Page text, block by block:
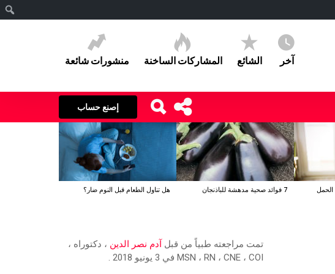
آخر الشائع المشاركات الساخنة منشورات شائعة
إصنع حساب
7 فوائد صحية مدهشة للباذنجان هل تناول الطعام قبل النوم ضار؟
تمت مراجعته طبياً من قبل آدم نصر الدين ، دكتوراه ،
MSN ، RN ، CNE ، COI في 3 يونيو 2018 .